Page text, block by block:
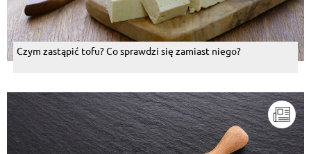
Czym zastąpić tofu? Co sprawdzi się zamiast niego?